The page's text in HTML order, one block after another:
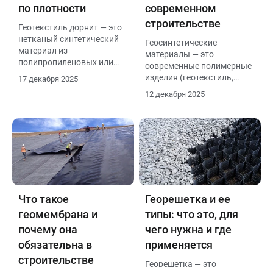
по плотности
Геотекстиль дорнит — это
нетканый синтетический
материал из
полипропиленовых или
полиэфирных мононитей,
отличающийся высокой
водопроницаемостью. Он
устойчив к нагрузкам,
перепадам температур,
влаге и агрессивным
средам, не подвержен
гниению и разложению
17 декабря 2025
современном
строительстве
Геосинтетические
материалы — это
современные полимерные
изделия (геотекстиль,
георешетка, геомембрана
и др.), которые
строительстве для
армирования, дренажа,
фильтрации, разделения
грунтов и гидроизоляции.
12 декабря 2025
Что такое
геомембрана и
почему она
обязательна в
строительстве
Георешетка и ее
типы: что это, для
чего нужна и где
применяется
Георешетка — это